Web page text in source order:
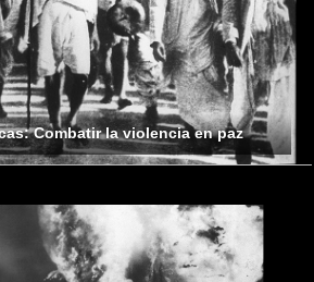
Combatir la violencia en paz